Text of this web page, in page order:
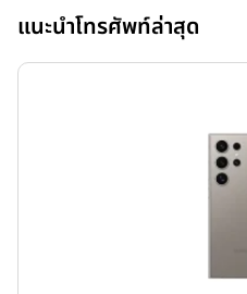
แนะนำโทรศัพท์ล่าสุด